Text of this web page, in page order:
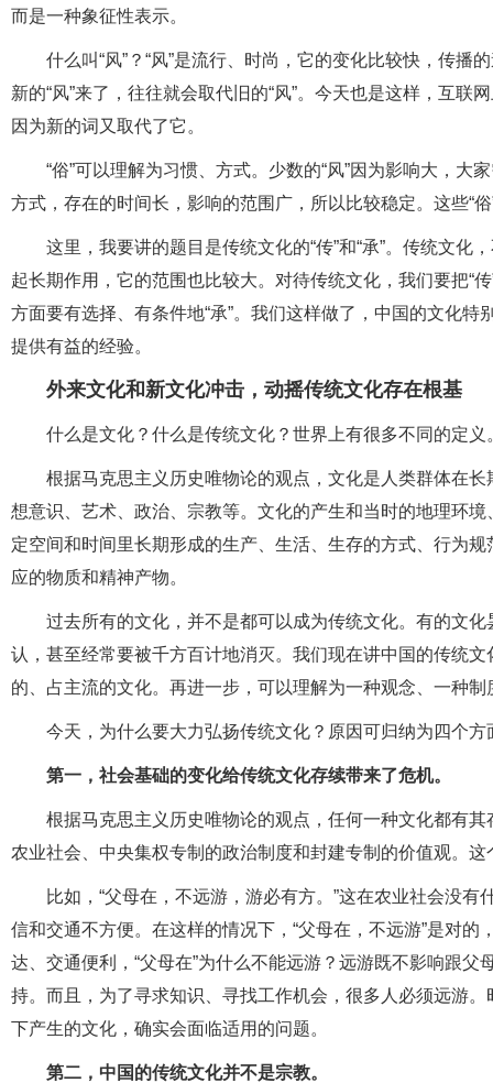
而是一种象征性表示。
什么叫“风”？“风”是流行、时尚，它的变化比较快，传
新的“风”来了，往往就会取代旧的“风”。今天也是这样，互
因为新的词又取代了它。
“俗”可以理解为习惯、方式。少数的“风”因为影响大，大
方式，存在的时间长，影响的范围广，所以比较稳定。这些“
这里，我要讲的题目是传统文化的“传”和“承”。传统文化
起长期作用，它的范围也比较大。对待传统文化，我们要把“
方面要有选择、有条件地“承”。我们这样做了，中国的文化
提供有益的经验。
外来文化和新文化冲击，动摇传统文化存在根基
什么是文化？什么是传统文化？世界上有很多不同的定义
根据马克思主义历史唯物论的观点，文化是人类群体在
想意识、艺术、政治、宗教等。文化的产生和当时的地理环
定空间和时间里长期形成的生产、生活、生存的方式、行为
应的物质和精神产物。
过去所有的文化，并不是都可以成为传统文化。有的文
认，甚至经常要被千方百计地消灭。我们现在讲中国的传统
的、占主流的文化。再进一步，可以理解为一种观念、一种
今天，为什么要大力弘扬传统文化？原因可归纳为四个方
第一，社会基础的变化给传统文化存续带来了危机。
根据马克思主义历史唯物论的观点，任何一种文化都有
农业社会、中央集权专制的政治制度和封建专制的价值观。
比如，“父母在，不远游，游必有方。”这在农业社会没
信和交通不方便。在这样的情况下，“父母在，不远游”是对
达、交通便利，“父母在”为什么不能远游？远游既不影响跟
持。而且，为了寻求知识、寻找工作机会，很多人必须远游
下产生的文化，确实会面临适用的问题。
第二，中国的传统文化并不是宗教。